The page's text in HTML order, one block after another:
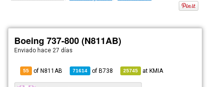
Boeing 737-800 (N811AB)
Enviado hace 27 días
55 of N811AB 71614 ofB738 25745 atKMIA